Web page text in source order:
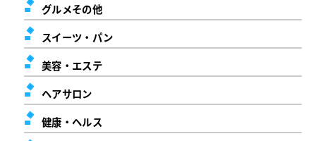
グルメその他
スイーツ・パン
美容・エステ
ヘアサロン
健康・ヘルス